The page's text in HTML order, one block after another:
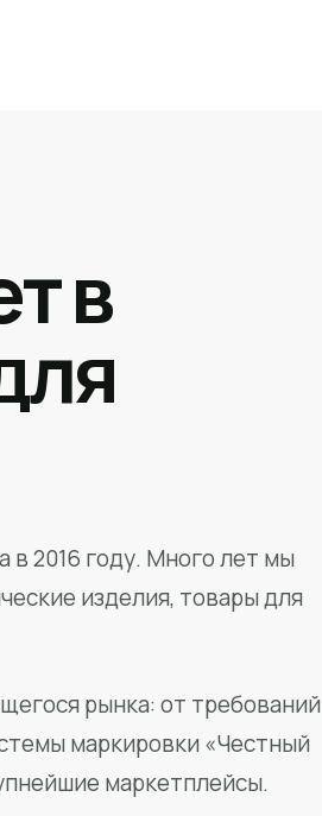
в
в 2016 году. Много лет мы
изделия, товары для
рынка: от требований
маркировки «Честный
маркетплейсы.